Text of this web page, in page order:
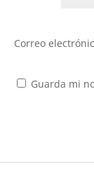
Correo
Guarda mi